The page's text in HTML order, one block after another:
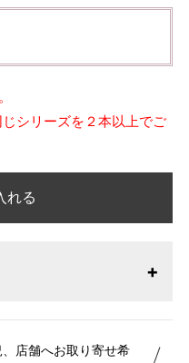
シリーズを２本以上でご
れる
店舗へお取り寄せ希